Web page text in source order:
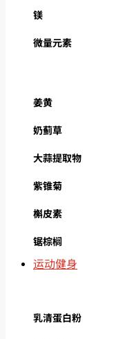
镁
微量元素
姜黄
奶蓟草
大蒜提取物
紫锥菊
槲皮素
锯棕榈
运动健身
乳清蛋白粉